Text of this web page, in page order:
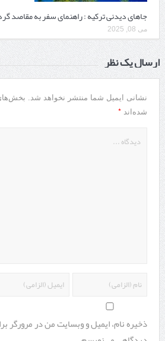
جاهای دیدنی ترکیه : راهنمای سفر به مقاصد
می 08, 2025
ارسال یک نظر
نشانی ایمیل شما منتشر نخواهد شد.
شده‌اند *
ذخیره نام، ایمیل و وبسایت من در مرورگر